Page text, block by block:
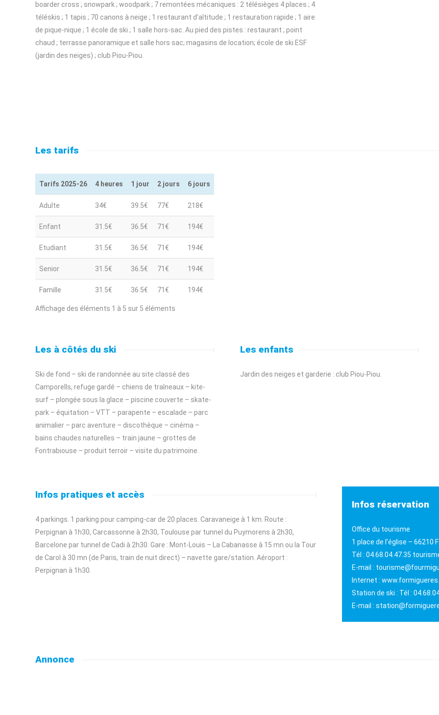
boarder cross ; snowpark ; woodpark ; 7 remontées mécaniques : 2 télésièges 4 places ; 4
téléskis ; 1 tapis ; 70 canons à neige ; 1 restaurant d’altitude ; 1 restauration rapide ; 1 aire
de pique-nique ; 1 école de ski ; 1 salle hors-sac. Au pied des pistes : restaurant ; point
chaud ; terrasse panoramique et salle hors sac; magasins de location; école de ski ESF
(jardin des neiges) ; club Piou-Piou.
Les tarifs
Tarifs 2025-26 4 heures 1 jour 2 jours 6 jours
Tarifs 2025-26 4 heures 1 jour 2 jours 6 jours
Adulte 34€ 39.5€ 77€ 218€
Enfant 31.5€ 36.5€ 71€ 194€
Etudiant 31.5€ 36.5€ 71€ 194€
Senior 31.5€ 36.5€ 71€ 194€
Famille 31.5€ 36.5€ 71€ 194€
Affichage des éléments 1 à 5 sur 5 éléments
Les à côtés du ski
Ski de fond – ski de randonnée au site classé des
Camporells, refuge gardé – chiens de traîneaux – kite-
surf – plongée sous la glace – piscine couverte – skate-
park – équitation – VTT – parapente – escalade – parc
animalier – parc aventure – discothèque – cinéma –
bains chaudes naturelles – train jaune – grottes de
Fontrabiouse – produit terroir – visite du patrimoine.
Les enfants
Jardin des neiges et garderie : club Piou-Piou.
Infos pratiques et accès
4 parkings. 1 parking pour camping-car de 20 places. Caravaneige à 1 km. Route :
Perpignan à 1h30, Carcassonne à 2h30, Toulouse par tunnel du Puymorens à 2h30,
Barcelone par tunnel de Cadi à 2h30. Gare : Mont-Louis – La Cabanasse à 15 mn ou la Tour
de Carol à 30 mn (de Paris, train de nuit direct) – navette gare/station. Aéroport :
Perpignan à 1h30.
Infos réservation
Office du tourisme
1 place de l’église – 66210
Tél : 04.68.04.47.35
E-mail :
Internet :
Station de ski : Tél :
E-mail :
Annonce